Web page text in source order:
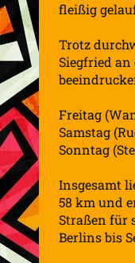
fleißig
Trotz
Siegfried an
Freitag
Samstag
Sonntag
Insgesamt
58 km und
Straßen für
Berlins bis